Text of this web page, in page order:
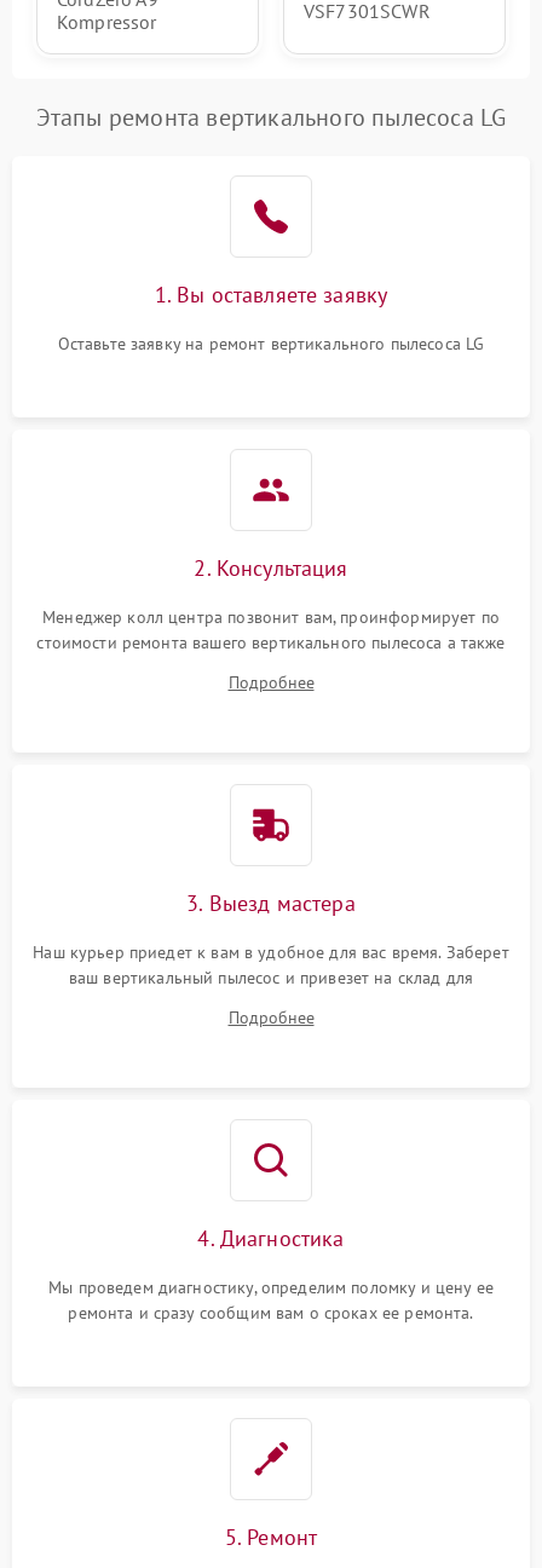
Kompressor
VSF7301SCWR
Этапы ремонта вертикального пылесоса LG
1. Вы оставляете заявку
Оставьте заявку на ремонт вертикального пылесоса LG
2. Консультация
Менеджер колл центра позвонит вам, проинформирует по
стоимости ремонта вашего вертикального пылесоса а также
Подробнее
3. Выезд мастера
Наш курьер приедет к вам в удобное для вас время. Заберет
ваш вертикальный пылесос и привезет на склад для
Подробнее
4. Диагностика
Мы проведем диагностику, определим поломку и цену ее
ремонта и сразу сообщим вам о сроках ее ремонта.
5. Ремонт